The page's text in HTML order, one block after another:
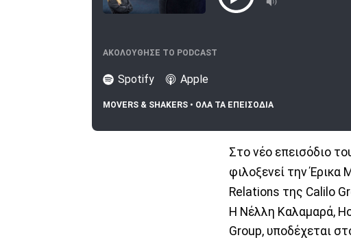
ΑΚΟΛΟΥΘΗΣΕ ΤΟ PODCAST
Spotify Apple
MOVERS & SHAKERS • ΟΛΑ ΤΑ ΕΠΕΙΣΟΔΙΑ
Στο νέο επεισόδιο
φιλοξενεί την
Relations της Calilo
Η Νέλλη Καλαμαρά,
Group, υποδέχεται